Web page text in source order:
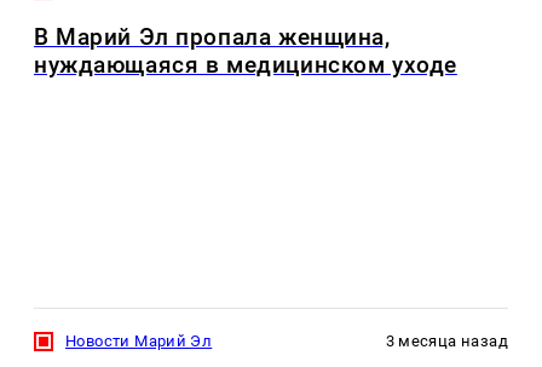
В Марий Эл пропала женщина,
нуждающаяся в медицинском уходе
Новости Марий Эл 3 месяца назад